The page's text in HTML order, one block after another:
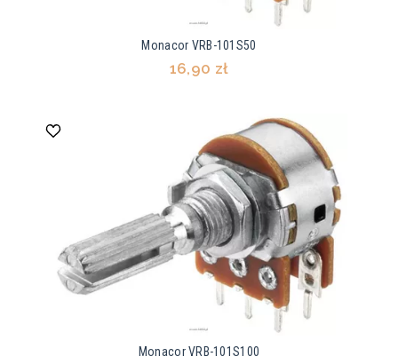
Monacor VRB-101S50
16,90 zł
Monacor VRB-101S100